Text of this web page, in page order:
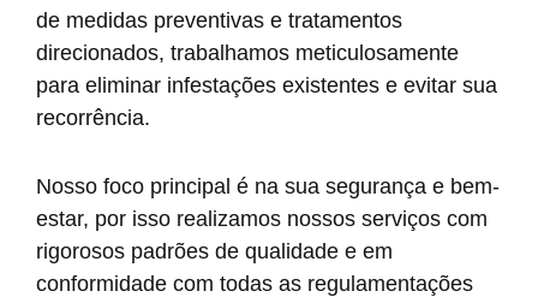
de medidas preventivas e tratamentos
direcionados, trabalhamos meticulosamente
para eliminar infestações existentes e evitar sua
recorrência.
Nosso foco principal é na sua segurança e bem-
estar, por isso realizamos nossos serviços com
rigorosos padrões de qualidade e em
conformidade com todas as regulamentações